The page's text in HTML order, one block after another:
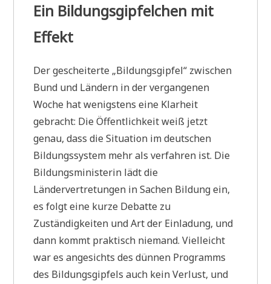
Ein Bildungsgipfelchen mit
Effekt
Der gescheiterte „Bildungsgipfel“ zwischen
Bund und Ländern in der vergangenen
Woche hat wenigstens eine Klarheit
gebracht: Die Öffentlichkeit weiß jetzt
genau, dass die Situation im deutschen
Bildungssystem mehr als verfahren ist. Die
Bildungsministerin lädt die
Ländervertretungen in Sachen Bildung ein,
es folgt eine kurze Debatte zu
Zuständigkeiten und Art der Einladung, und
dann kommt praktisch niemand. Vielleicht
war es angesichts des dünnen Programms
des Bildungsgipfels auch kein Verlust, und